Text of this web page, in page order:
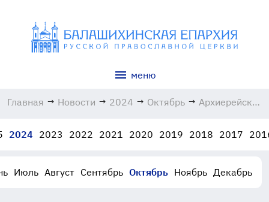
меню
Главная → Новости → 2024 → Октябрь → Архиерейское
Берлюковской
2024 2023 2022 2021 2020 2019 2018 2017
Июль Август Сентябрь Октябрь Ноябрь Декабрь